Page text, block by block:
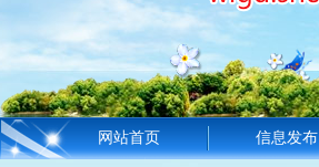
网站首页 信息发布